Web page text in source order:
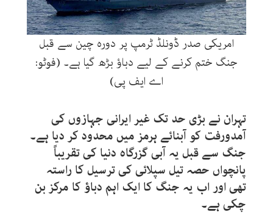
امریکی صدر ڈونلڈ ٹرمپ پر دورہ چین سے قبل
جنگ ختم کرنے کے لیے دباؤ بڑھ گیا ہے۔ (فوٹو:
اے ایف پی)
تہران نے بڑی حد تک غیر ایرانی جہازوں کی
آمدورفت کو آبنائے ہرمز میں محدود کر دیا ہے۔
جنگ سے قبل یہ آبی گزرگاہ دنیا کی تقریباً
پانچواں حصہ تیل سپلائی کی ترسیل کا راستہ
تھی اور اب یہ جنگ کا ایک اہم دباؤ کا مرکز بن
چکی ہے۔